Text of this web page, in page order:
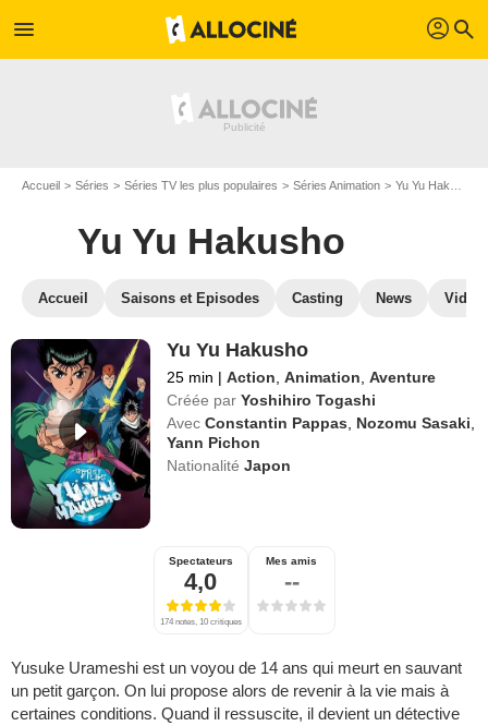
menu profil search
Accueil Séries Séries TV les plus populaires Séries Animation Yu Yu Hakusho
Yu Yu Hakusho
Accueil Saisons et Episodes Casting News
Yu Yu Hakusho
25 min | Action ,Animation ,Aventure
Créée par Yoshihiro Togashi
Avec Constantin Pappas Nozomu Sasaki
Yann Pichon
Nationalité Japon
Spectateurs
4,0
174 notes, 10 critiques
Mes amis
--
Yusuke Urameshi est un voyou de 14 ans qui meurt en sauvant
un petit garçon. On lui propose alors de revenir à la vie mais à
certaines conditions. Quand il ressuscite, il devient un détective